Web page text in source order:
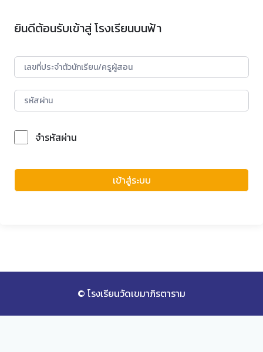
ยินดีต้อนรับเข้าสู่ โรงเรียนบนฟ้า
จำรหัสผ่าน
เข้าสู่ระบบ
© โรงเรียนวัดเขมาภิรตาราม